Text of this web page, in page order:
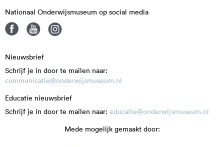
Nationaal Onderwijsmuseum op social media
Nieuwsbrief
Schrijf je in door te mailen naar:
communicatie@onderwijsmuseum.nl
Educatie nieuwsbrief
Schrijf je in door te mailen naar: educatie@onderwijsmuseum.nl
Mede mogelijk gemaakt door: